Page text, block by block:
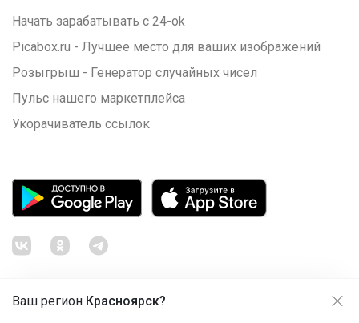
Ваш регион Красноярск?
Начать зарабатывать с 24-ok
Picabox.ru - Лучшее место для ваших изображений
Розыгрыш - Генератор случайных чисел
Пульс нашего маркетплейса
Укорачиватель ссылок
Продолжая использовать этот сайт и нажимая кнопку